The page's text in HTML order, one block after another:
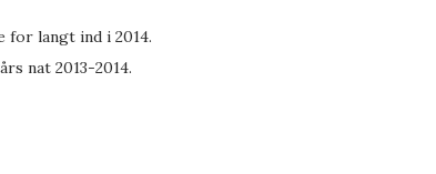
for langt ind i 2014.
nat 2013-2014.